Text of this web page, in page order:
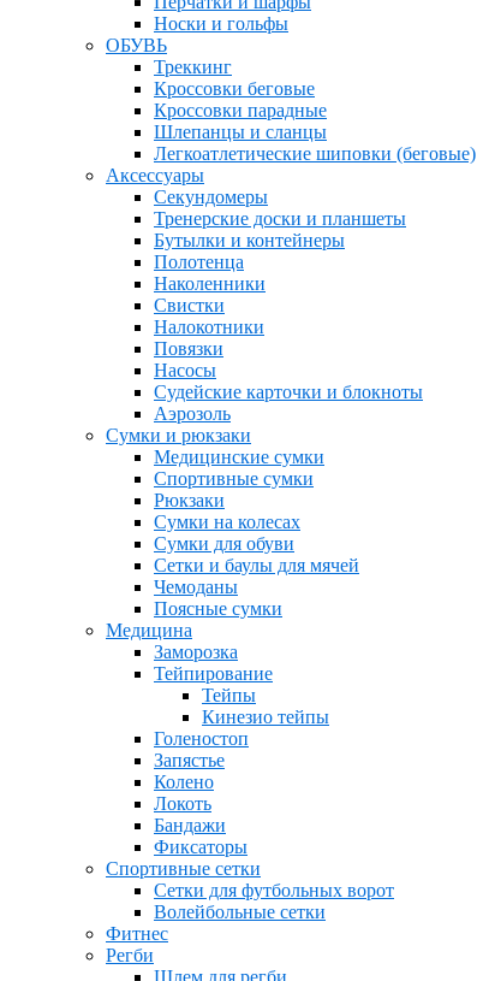
Носки и гольфы
ОБУВЬ
Треккинг
Кроссовки беговые
Кроссовки парадные
Шлепанцы и сланцы
Легкоатлетические шиповки (беговые)
Аксессуары
Секундомеры
Тренерские доски и планшеты
Бутылки и контейнеры
Полотенца
Наколенники
Свистки
Налокотники
Повязки
Насосы
Судейские карточки и блокноты
Аэрозоль
Сумки и рюкзаки
Медицинские сумки
Спортивные сумки
Рюкзаки
Сумки на колесах
Сумки для обуви
Сетки и баулы для мячей
Чемоданы
Поясные сумки
Медицина
Заморозка
Тейпирование
Тейпы
Кинезио тейпы
Голеностоп
Запястье
Колено
Локоть
Бандажи
Фиксаторы
Спортивные сетки
Сетки для футбольных ворот
Волейбольные сетки
Фитнес
Регби
Шлем для регби